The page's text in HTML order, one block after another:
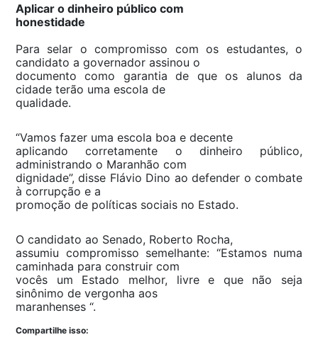
Aplicar o dinheiro público com
honestidade
Para selar o compromisso com os estudantes, o
candidato a governador assinou o
documento como garantia de que os alunos da
cidade terão uma escola de
qualidade.
“Vamos fazer uma escola boa e decente
aplicando corretamente o dinheiro público,
administrando o Maranhão com
dignidade”, disse Flávio Dino ao defender o combate
à corrupção e a
promoção de políticas sociais no Estado.
O candidato ao Senado, Roberto Rocha,
assumiu compromisso semelhante: “Estamos numa
caminhada para construir com
vocês um Estado melhor, livre e que não seja
sinônimo de vergonha aos
maranhenses “.
Compartilhe isso: